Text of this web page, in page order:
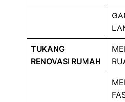
TUKANG
RENOVASI RUMAH